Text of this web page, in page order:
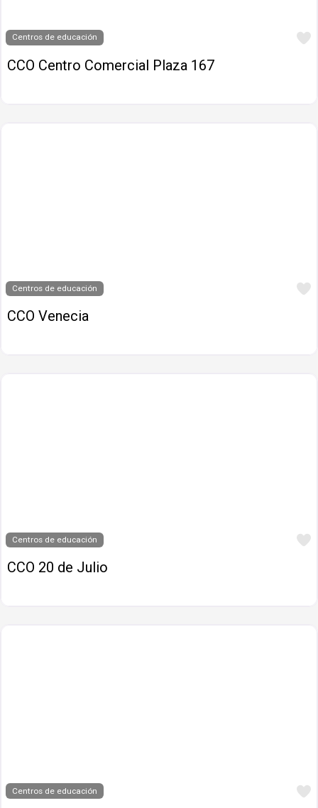
Centros de educación
CCO Centro Comercial Plaza 167
Centros de educación
CCO Venecia
Centros de educación
CCO 20 de Julio
Centros de educación